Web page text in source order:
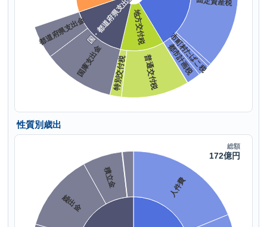
性質別歳出